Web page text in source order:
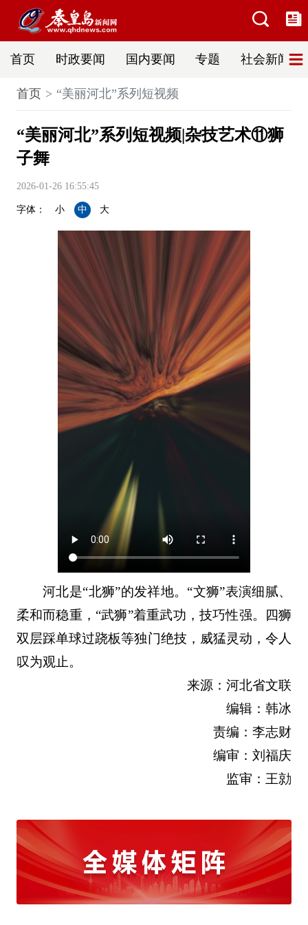
首页 时政要闻 国内要闻 专题 社会新闻
首页 “美丽河北”系列短视频
“美丽河北”系列短视频|杂技艺术⑪狮
子舞
2026-01-26 16:55:45
字体： 小 中 大
河北是“北狮”的发祥地。“文狮”表演细腻、
柔和而稳重，“武狮”着重武功，技巧性强。四狮
双层踩单球过跷板等独门绝技，威猛灵动，令人
叹为观止。
来源：河北省文联
编辑：韩冰
责编：李志财
编审：刘福庆
监审：王勍